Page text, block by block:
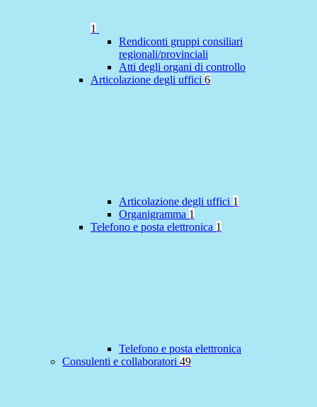
1
Rendiconti gruppi consiliari
regionali/provinciali
Atti degli organi di controllo
Articolazione degli uffici 6
Articolazione degli uffici 1
Organigramma 1
Telefono e posta elettronica 1
Telefono e posta elettronica
Consulenti e collaboratori 49